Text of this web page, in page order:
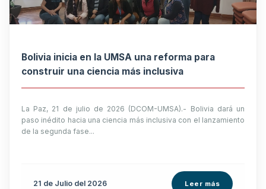
Bolivia inicia en la UMSA una reforma para
construir una ciencia más inclusiva
La Paz, 21 de julio de 2026 (DCOM-UMSA).- Bolivia dará un
paso inédito hacia una ciencia más inclusiva con el lanzamiento
de la segunda fase...
21 de Julio del 2026 Leer más